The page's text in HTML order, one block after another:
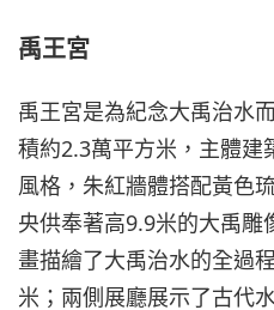
禹王宮
禹王宮是為紀念大禹治水
積約2.3萬平方米，主體建
風格，朱紅牆體搭配黃色
央供奉著高9.9米的大禹
畫描繪了大禹治水的全過
米；兩側展廳展示了古代